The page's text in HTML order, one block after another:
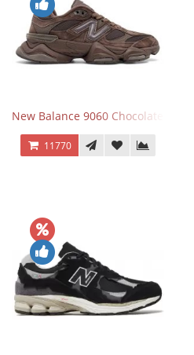
New Balance 9060 Chocolate Brown
11770